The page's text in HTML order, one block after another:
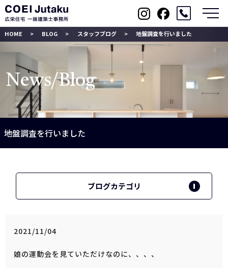
News/Blog
HOME BLOG スタッフブログ 地盤調査を行いました
地盤調査を行いました
ブログカテゴリ
2021/11/04
娘の運動会を見ていただけなのに、、、、